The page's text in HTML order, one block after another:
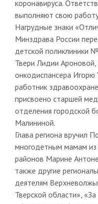
коронавируса.
выполняют свою
Нагрудные знаки
Минздрава России
детской поликлиники
Твери Лидии Ароновой,
онкодиспансера Игорю
работник
присвоено старшей
отделения городской
Малининой.
Глава региона вручил
многодетным мамам из
районов Марине
также другие
деятелям
Тверской области»,